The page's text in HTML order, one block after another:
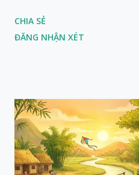
CHIA SẺ
ĐĂNG NHẬN XÉT